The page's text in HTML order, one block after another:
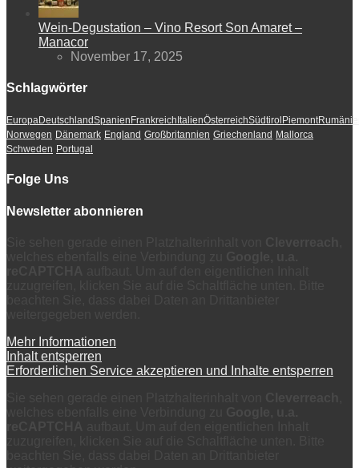
Wein-Degustation – Vino Resort Son Amaret –
Manacor
November 17, 2025
Schlagwörter
EuropaDeutschlandSpanien Frankreich ItalienÖsterreichSüdtirol Piemont
Norwegen Dänemark England Großbritannien Griechenland Mallorca
Schweden Portugal
Folge Uns
Newsletter abonnieren
Mehr Informationen
Inhalt entsperren
Erforderlichen Service akzeptieren und Inhalte entsperren